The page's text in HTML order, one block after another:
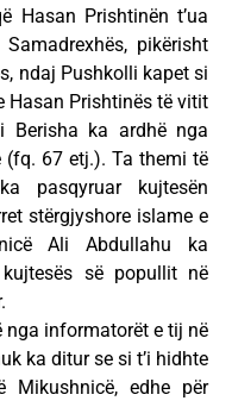
Hasan Prishtinën t’ua
pikërisht
ndaj Pushkolli kapet si
Hasan Prishtinës të vitit
Berisha ka ardhë nga
(fq. 67 etj.). Ta themi të
pasqyruar kujtesën
stërgjyshore islame e
Ali Abdullahu ka
së popullit në
nga informatorët e tij në
ka ditur se si t’i hidhte
Mikushnicë, edhe për